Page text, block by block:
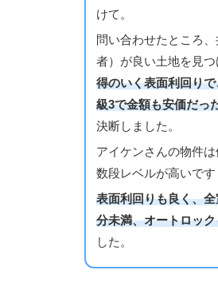
けて。
問い合わせたところ
者）が良い土地を見つ
得のいく表面利回り
級3で金額も安価だっ
決断しました。
アイケンさんの物件
数段レベルが高いです
表面利回りも良く、
分未満、オートロッ
した。